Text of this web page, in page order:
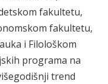
fakultetu,
fakultetu,
i Filološkom
programa na
trend